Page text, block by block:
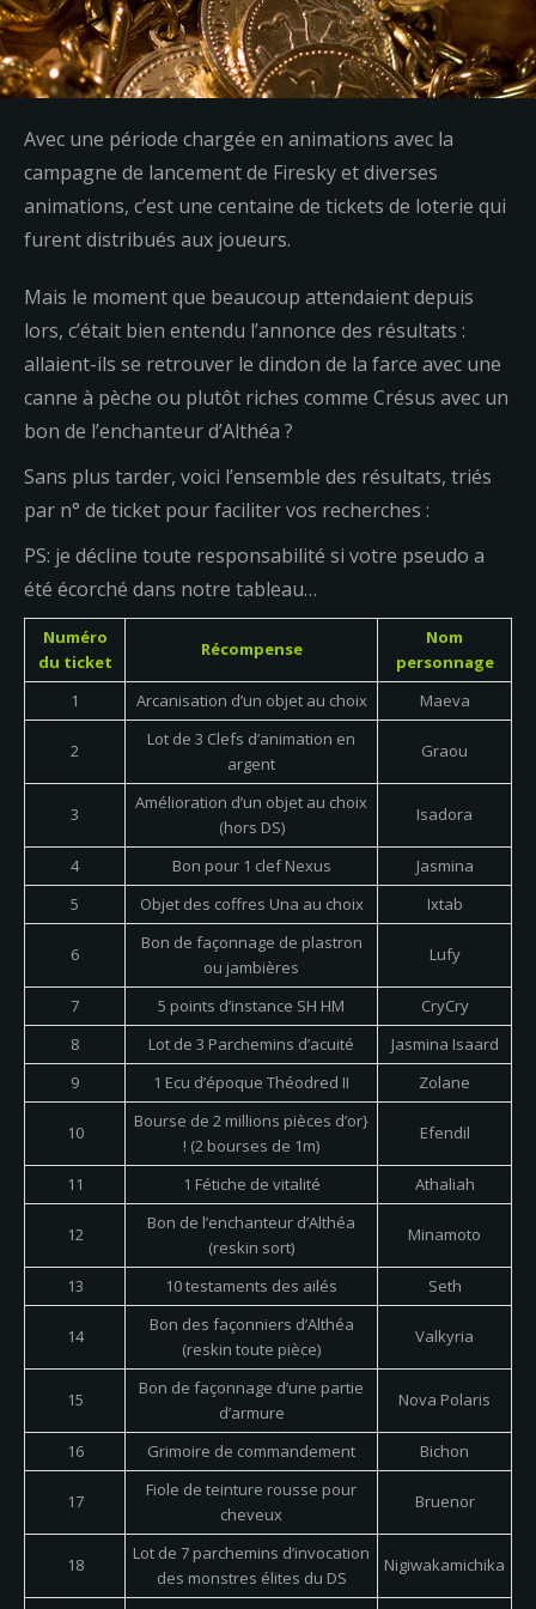
Avec une période chargée en animations avec la
campagne de lancement de Firesky et diverses
animations, c’est une centaine de tickets de loterie qui
furent distribués aux joueurs.
Mais le moment que beaucoup attendaient depuis
lors, c’était bien entendu l’annonce des résultats :
allaient-ils se retrouver le dindon de la farce avec une
canne à pèche ou plutôt riches comme Crésus avec un
bon de l’enchanteur d’Althéa ?
Sans plus tarder, voici l’ensemble des résultats, triés
par n° de ticket pour faciliter vos recherches :
PS: je décline toute responsabilité si votre pseudo a
été écorché dans notre tableau…
Numéro
du ticket
Récompense
Nom
personnage
1
Arcanisation d’un objet au choix Maeva
2
Lot de 3 Clefs d’animation en
argent
Graou
3
Amélioration d’un objet au choix
(hors DS)
Isadora
4 Bon pour 1 clef Nexus
Jasmina
5
Objet des coffres Una au choix Ixtab
6
Bon de façonnage de plastron
ou jambières
Lufy
7 5 points d’instance SH HM
CryCry
8
Lot de 3 Parchemins d’acuité
Jasmina Isaard
9
1 Ecu d’époque Théodred II Zolane
10
Bourse de 2 millions pièces d’or}
! (2 bourses de 1m)
Efendil
11 1 Fétiche de vitalité Athaliah
12
Bon de l’enchanteur d’Althéa
(reskin sort)
Minamoto
13 10 testaments des ailés Seth
14
Bon des façonniers d’Althéa
(reskin toute pièce)
Valkyria
15
Bon de façonnage d’une partie
d’armure
Nova Polaris
16 Grimoire de commandement Bichon
17
Fiole de teinture rousse pour
cheveux
Bruenor
18
Lot de 7 parchemins d’invocation
des monstres élites du DS
Nigiwakamichika